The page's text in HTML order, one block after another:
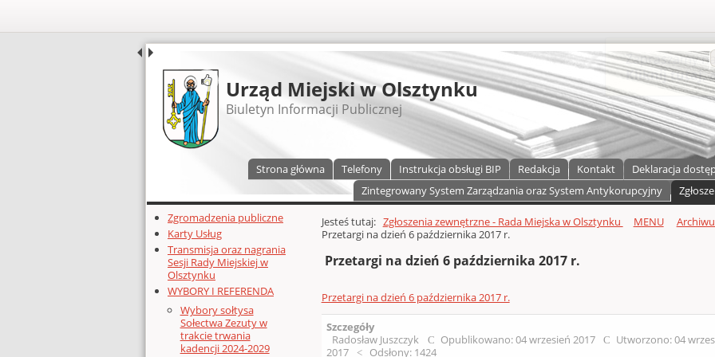
UDOSTĘPNIJ
Urząd Miejski w Olsztynku
Biuletyn Informacji Publicznej
Strona główna Telefony Instrukcja obsługi BIP Redakcja Kontakt Deklaracja
Zintegrowany System Zarządzania oraz System Antykorupcyjny
Dodatkowe zasoby (lewa kolumna)
Zgromadzenia publiczne
Karty Usług
Transmisja oraz nagrania
Sesji Rady Miejskiej w
Olsztynku
WYBORY I REFERENDA
Wybory sołtysa
Sołectwa Zezuty w
trakcie trwania
kadencji 2024-2029
Głównej zawartości
Jesteś tutaj: Zgłoszenia zewnętrzne - Rada Miejska w Olsztynku MENU
Przetargi na dzień 6 października 2017 r.
Przetargi na dzień 6 października 2017 r.
Przetargi na dzień 6 października 2017 r.
Szczegóły
Radosław Juszczyk
Opublikowano: 04 wrzesień 2017 Utworzono: 04
2017
Odsłony: 1424